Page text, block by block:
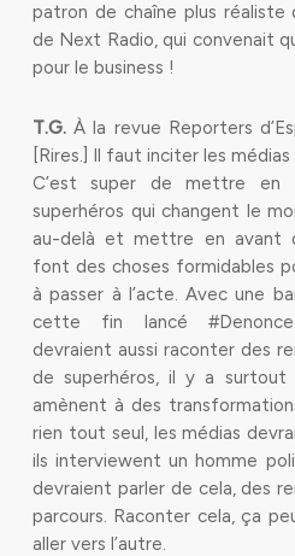
patron de chaîne plus réaliste
de Next Radio, qui convenait
pour le business !
T.G.À la revue Reporters
[Rires.] Il faut inciter les
C’est super de mettre en
superhéros qui changent le
au-delà et mettre en avant
font des choses formidables
à passer à l’acte. Avec une
cette fin lancé
devraient aussi raconter des
de superhéros, il y a surtout
amènent à des
rien tout seul, les médias
ils interviewent un homme
devraient parler de cela, des
parcours. Raconter cela, ça
aller vers l’autre.